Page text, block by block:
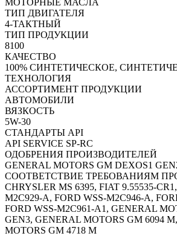
ТИП ДВИГАТЕЛЯ
4-ТАКТНЫЙ
ТИП ПРОДУКЦИИ
8100
КАЧЕСТВО
100% СИНТЕТИЧЕСКОЕ,
ТЕХНОЛОГИЯ
АССОРТИМЕНТ ПРОДУКЦИИ
АВТОМОБИЛИ
ВЯЗКОСТЬ
5W-30
СТАНДАРТЫ API
API SERVICE SP-RC
ОДОБРЕНИЯ ПРОИЗВОДИТЕЛЕЙ
GENERAL MOTORS GM DEXOS1
СООТВЕТСТВИЕ ТРЕБОВАНИЯМ
CHRYSLER MS 6395, FIAT 9.55535-
M2C929-A, FORD WSS-M2C946-A,
FORD WSS-M2C961-A1, GENERAL
GEN3, GENERAL MOTORS GM 6094
MOTORS GM 4718 M